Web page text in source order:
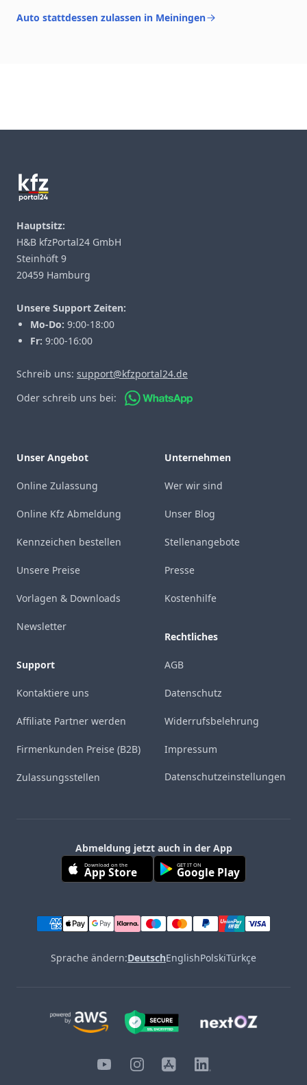
Auto stattdessen zulassen in Meiningen
Hauptsitz:
H&B kfzPortal24 GmbH
Steinhöft 9
20459 Hamburg
Unsere Support Zeiten:
Mo-Do: 9:00-18:00
Fr: 9:00-16:00
Schreib uns: support@kfzportal24.de
Oder schreib uns bei:
Unser Angebot
Online Zulassung
Online Kfz Abmeldung
Kennzeichen bestellen
Unsere Preise
Vorlagen & Downloads
Newsletter
Support
Kontaktiere uns
Affiliate Partner werden
Firmenkunden Preise (B2B)
Zulassungsstellen
Unternehmen
Wer wir sind
Unser Blog
Stellenangebote
Presse
Kostenhilfe
Rechtliches
AGB
Datenschutz
Widerrufsbelehrung
Impressum
Datenschutzeinstellungen
Abmeldung jetzt auch in der App
Download on the
App Store GET IT ON
Google Play
Sprache ändern:DeutschEnglishPolskiTürkçe
YouTubeInstagram
iOS LinkedIn